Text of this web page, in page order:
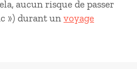
aucun risque de passer
») durant unvoyage